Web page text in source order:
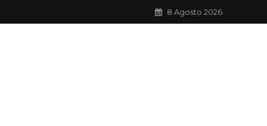
8 Agosto 2026